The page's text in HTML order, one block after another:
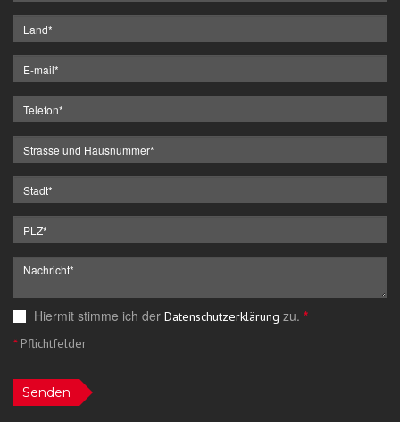
Hiermit stimme ich der Datenschutzerklärung zu. *
*Pflichtfelder
Senden